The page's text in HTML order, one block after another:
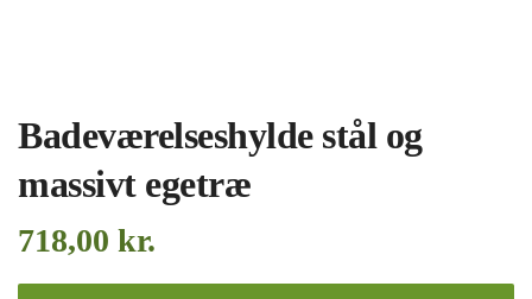
Badeværelseshylde stål og
massivt egetræ
718,00 kr.